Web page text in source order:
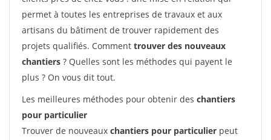
permet à toutes les entreprises de travaux et aux
artisans du bâtiment de trouver rapidement des
projets qualifiés. Comment trouver des nouveaux
chantiers ? Quelles sont les méthodes qui payent le
plus ? On vous dit tout.
Les meilleures méthodes pour obtenir des chantiers
pour particulier
Trouver de nouveaux chantiers pour particulier peut